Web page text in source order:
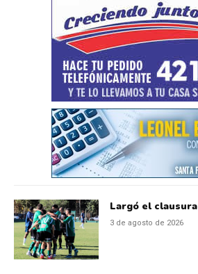
Largó el clausura
3 de agosto de 2026